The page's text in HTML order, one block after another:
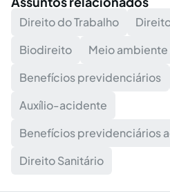
Direito do Trabalho
Biodireito
Meio
Benefícios previdenciários
Auxílio-acidente
Benefícios previdenciários
Direito Sanitário